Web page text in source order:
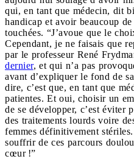
qui, en tant que médecin, dit
handicap et avoir beaucoup
touchées. “J’avoue que le
Cependant, je ne faisais que
par le professeur René
dernier, et qui n’a pas
avant d’expliquer le fond de
dire, c’est que, en tant que
patientes. Et oui, choisir un
de se développer, c’est éviter
des traitements lourds voire
femmes définitivement
souffrir de ces parcours
cœur !”